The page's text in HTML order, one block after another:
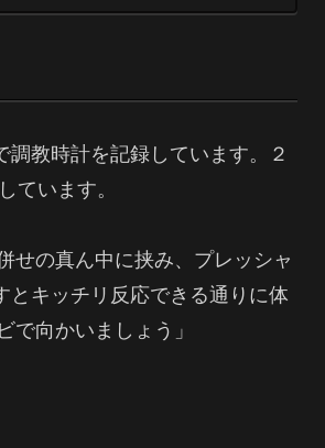
教時計を記録しています。２
ています。
の真ん中に挟み、プレッシャ
とキッチリ反応できる通りに体
向かいましょう」